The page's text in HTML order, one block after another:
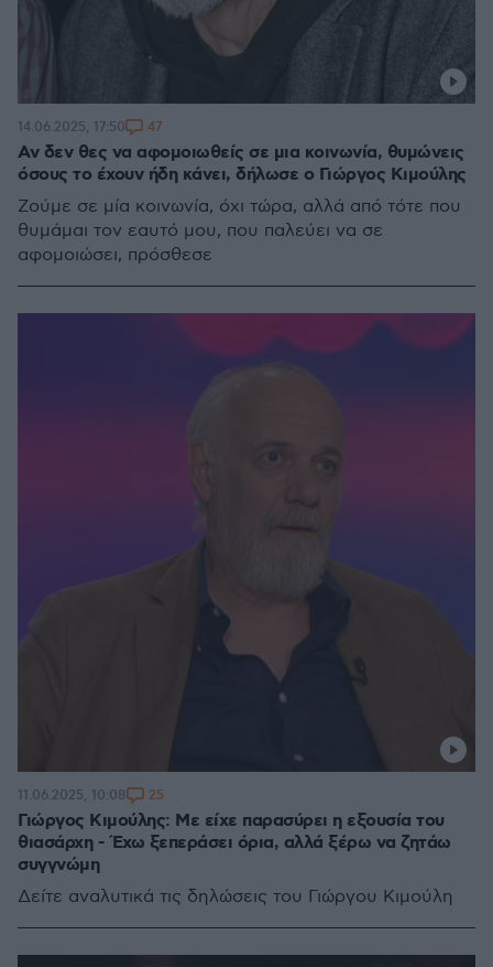
Αν δεν θες να αφομοιωθείς σε μια κοινωνία, θυμώνεις
όσους το έχουν ήδη κάνει, δήλωσε ο Γιώργος Κιμούλης
Ζούμε σε μία κοινωνία, όχι τώρα, αλλά από τότε που
θυμάμαι τον εαυτό μου, που παλεύει να σε
αφομοιώσει, πρόσθεσε
14.06.2025, 17:50 47
Γιώργος Κιμούλης: Με είχε παρασύρει η εξουσία του
θιασάρχη - Έχω ξεπεράσει όρια, αλλά ξέρω να ζητάω
συγγνώμη
Δείτε αναλυτικά τις δηλώσεις του Γιώργου Κιμούλη
11.06.2025, 10:08 25